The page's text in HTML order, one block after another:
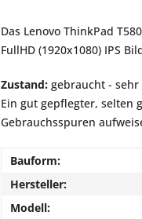
Das Lenovo ThinkPad
FullHD (1920x1080) IPS
Zustand: gebraucht - sehr
Ein gut gepflegter, selten
Gebrauchsspuren
Bauform:
Hersteller:
Modell: